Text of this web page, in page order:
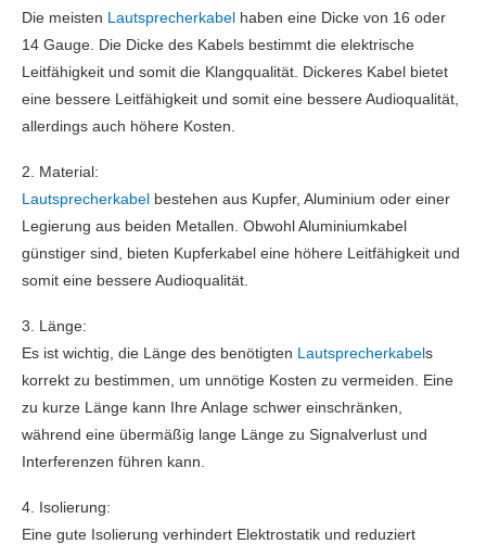
Die meisten Lautsprecherkabel haben eine Dicke von 16 oder
14 Gauge. Die Dicke des Kabels bestimmt die elektrische
Leitfähigkeit und somit die Klangqualität. Dickeres Kabel bietet
eine bessere Leitfähigkeit und somit eine bessere Audioqualität,
allerdings auch höhere Kosten.
2. Material:
Lautsprecherkabel bestehen aus Kupfer, Aluminium oder einer
Legierung aus beiden Metallen. Obwohl Aluminiumkabel
günstiger sind, bieten Kupferkabel eine höhere Leitfähigkeit und
somit eine bessere Audioqualität.
3. Länge:
Es ist wichtig, die Länge des benötigten Lautsprecherkabels
korrekt zu bestimmen, um unnötige Kosten zu vermeiden. Eine
zu kurze Länge kann Ihre Anlage schwer einschränken,
während eine übermäßig lange Länge zu Signalverlust und
Interferenzen führen kann.
4. Isolierung:
Eine gute Isolierung verhindert Elektrostatik und reduziert